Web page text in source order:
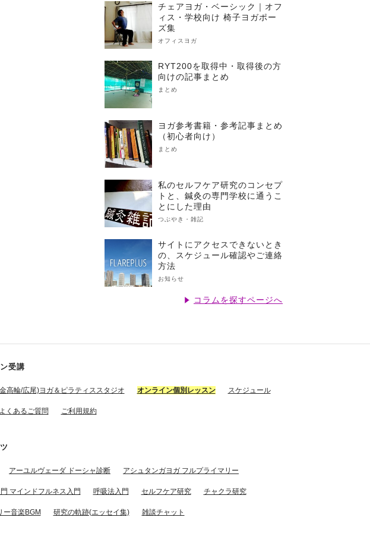
チェアヨガ・ベーシック｜オフ
ィス・学校向け 椅子ヨガポー
ズ集
オフィスヨガ
RYT200を取得中・取得後の方
向けの記事まとめ
まとめ
ヨガ参考書籍・参考記事まとめ
（初心者向け）
まとめ
私のセルフケア研究のコンセプ
トと、鍼灸の専門学校に通うこ
とにした理由
つぶやき・雑記
サイトにアクセスできないとき
の、スケジュール確認やご連絡
方法
お知らせ
コラムを探すページへ
受講
高輪/広尾)ヨガ＆ピラティススタジオ オンライン個別レッスン スケジュール
よくあるご質問 ご利用規約
アーユルヴェーダ ドーシャ診断 アシュタンガヨガ フルプライマリー
マインドフルネス入門 呼吸法入門 セルフケア研究 チャクラ研究
ー音楽BGM 研究の軌跡(エッセイ集) 雑談チャット